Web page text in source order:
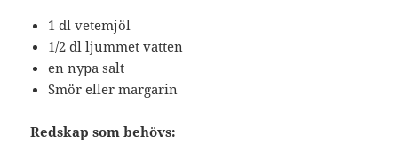
1 dl vetemjöl
1/2 dl ljummet vatten
en nypa salt
Smör eller margarin
Redskap som behövs: